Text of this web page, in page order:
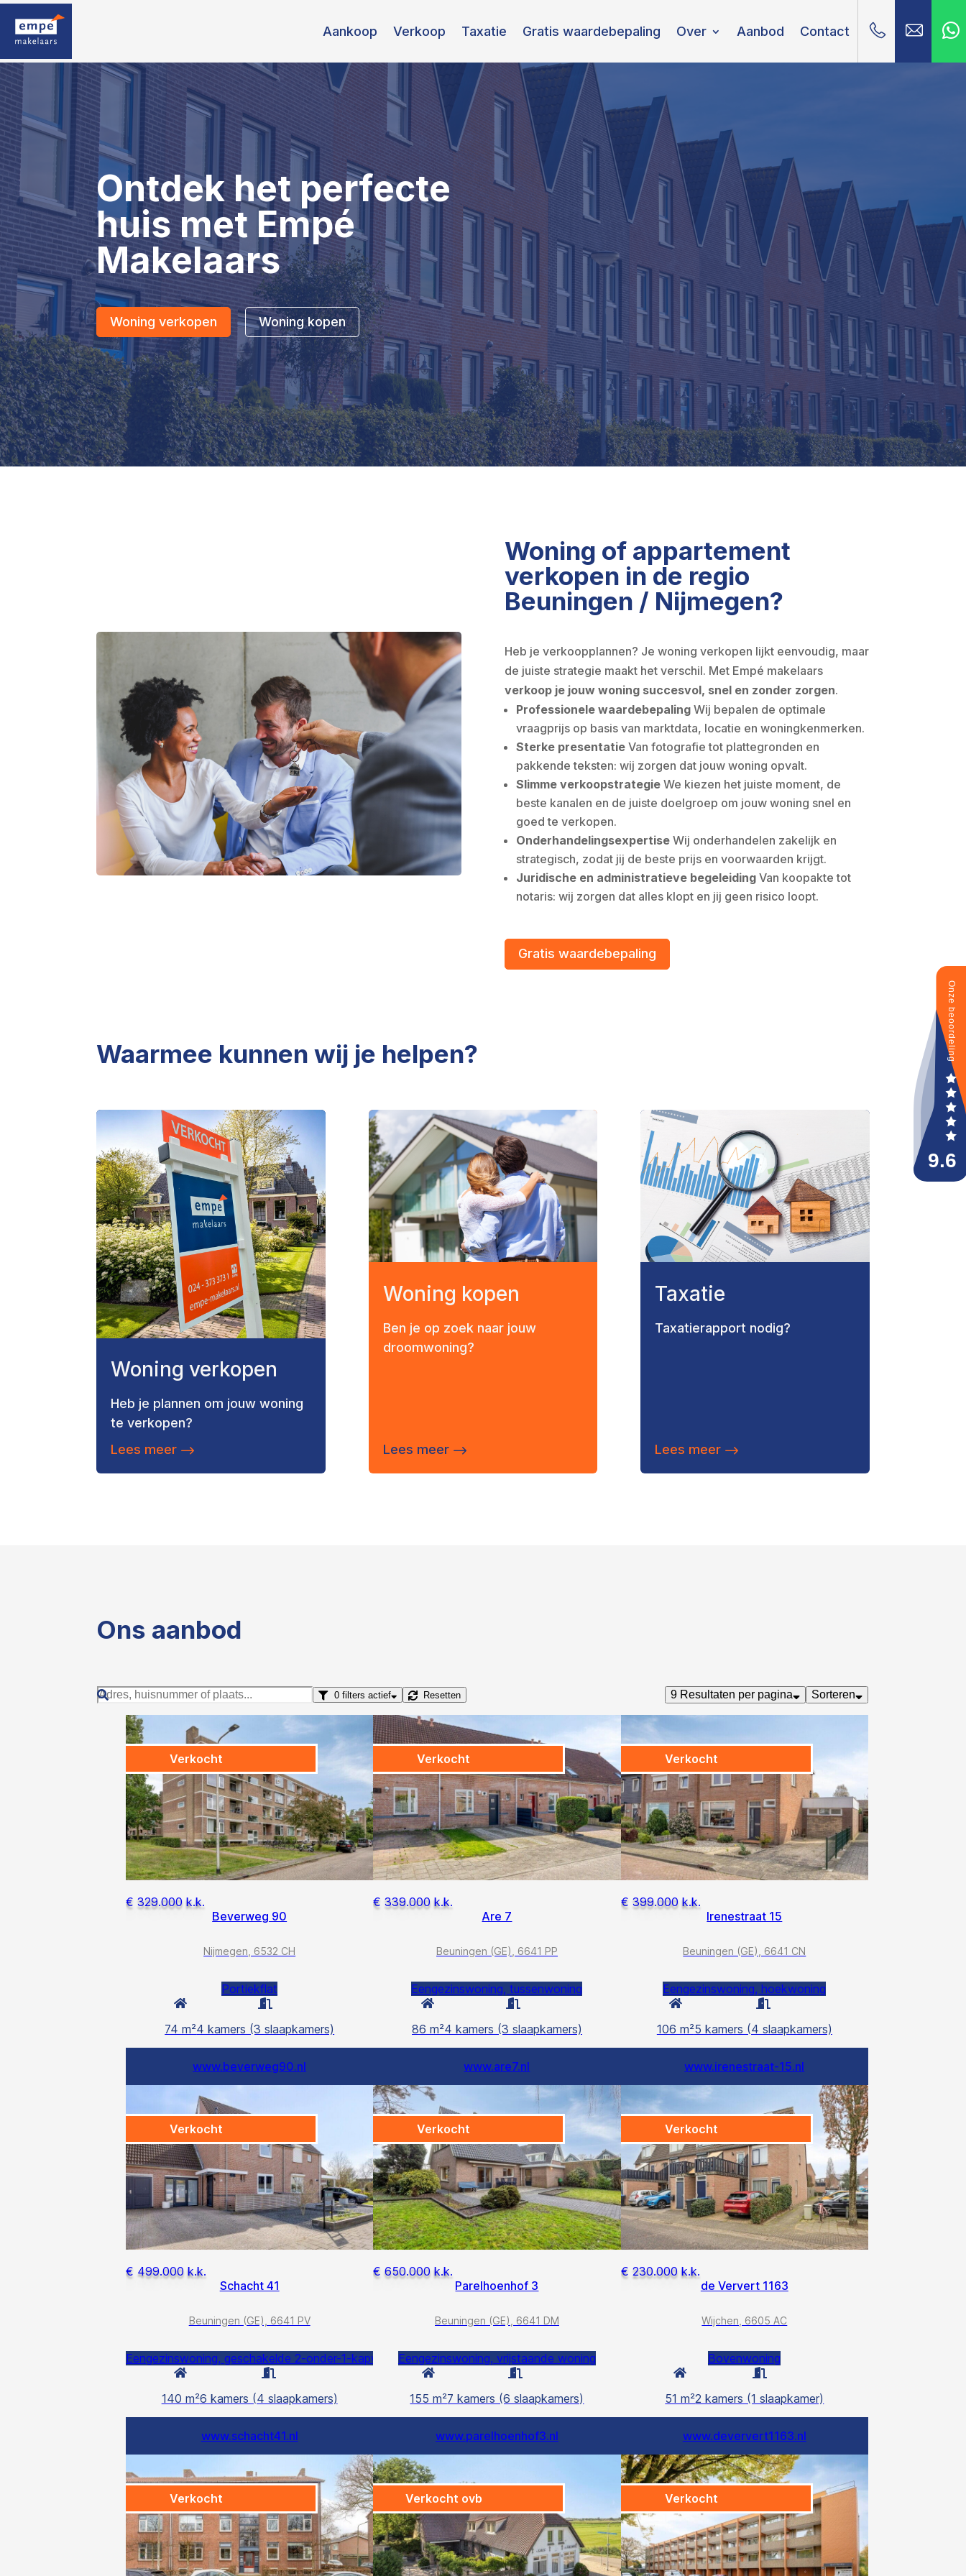
Aankoop Verkoop Taxatie Gratis waardebepaling Over Aanbod Contact
Ontdek het perfecte
huis met Empé
Makelaars
Woning verkopen Woning kopen
Woning of appartement
verkopen in de regio
Beuningen / Nijmegen?
Heb je verkoopplannen? Je woning verkopen lijkt eenvoudig, maar
de juiste strategie maakt het verschil. Met Empé makelaars
verkoop je jouw woning succesvol, snel en zonder zorgen.
Professionele waardebepalingWij bepalen de optimale
vraagprijs op basis van marktdata, locatie en woningkenmerken.
Sterke presentatieVan fotografie tot plattegronden en
pakkende teksten: wij zorgen dat jouw woning opvalt.
Slimme verkoopstrategieWe kiezen het juiste moment, de
beste kanalen en de juiste doelgroep om jouw woning snel en
goed te verkopen.
OnderhandelingsexpertiseWij onderhandelen zakelijk en
strategisch, zodat jij de beste prijs en voorwaarden krijgt.
Juridische en administratieve begeleidingVan koopakte tot
notaris: wij zorgen dat alles klopt en jij geen risico loopt.
Gratis waardebepaling
Waarmee kunnen wij je helpen?
Woning verkopen
Heb je plannen om jouw woning
te verkopen?
Lees meer
Woning kopen
Ben je op zoek naar jouw
droomwoning?
Lees meer
Taxatie
Taxatierapport nodig?
Lees meer
Ons aanbod